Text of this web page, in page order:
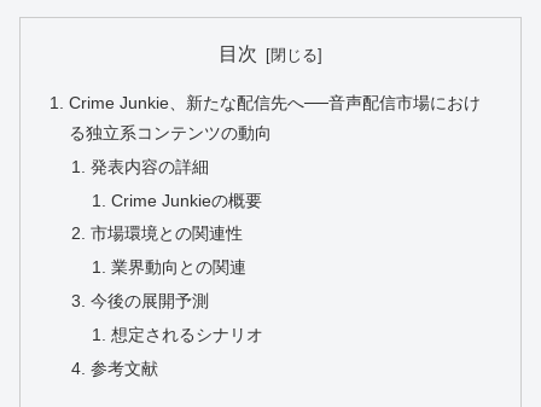
目次
Crime Junkie、新たな配信先へ──音声配信市場におけ
る独立系コンテンツの動向
発表内容の詳細
Crime Junkieの概要
市場環境との関連性
業界動向との関連
今後の展開予測
想定されるシナリオ
参考文献